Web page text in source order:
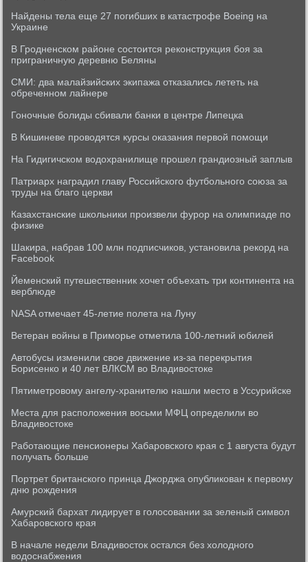
Найдены тела еще 27 погибших в катастрофе Boeing на
Украине
В Гродненском районе состоится реконструкция боя за
приграничную деревню Беляны
СМИ: два малайзийских экипажа отказались лететь на
обреченном лайнере
Гоночные болиды сбивали банки в центре Липецка
В Кишиневе проводятся курсы оказания первой помощи
На Гидигичском водохранилище прошел грандиозный заплыв
Патриарх наградил главу Российского футбольного союза за
труды на благо церкви
Казахстанские школьники произвели фурор на олимпиаде по
физике
Шакира, набрав 100 млн подписчиков, установила рекорд на
Facebook
Йеменский путешественник хочет объехать три континента на
верблюде
NASA отмечает 45-летие полета на Луну
Ветеран войны в Приморье отметила 100-летний юбилей
Автобусы изменили свое движение из-за перекрытия
Борисенко и 40 лет ВЛКСМ во Владивостоке
Пятиметровому ангелу-хранителю нашли место в Уссурийске
Места для расположения восьми МФЦ определили во
Владивостоке
Работающие пенсионеры Хабаровского края с 1 августа будут
получать больше
Портрет британского принца Джорджа опубликован к первому
дню рождения
Амурский бархат лидирует в голосовании за зеленый символ
Хабаровского края
В начале недели Владивосток остался без холодного
водоснабжения